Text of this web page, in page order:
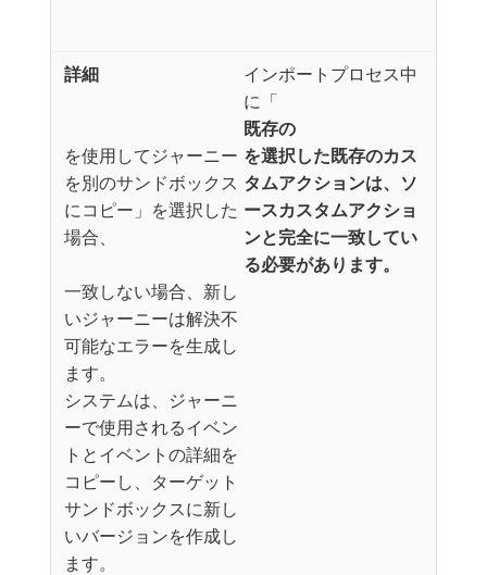
インポートプロセス中
に「
既存の
​を使用してジャーニー
を別のサンドボックス
にコピー」を選択した
場合、
を選択した既存のカス
タムアクションは、ソ
ースカスタムアクショ
ンと完全に一致してい
る必要があります。
一致しない場合、新し
いジャーニーは解決不
可能なエラーを生成し
ます。
システムは、ジャーニ
ーで使用されるイベン
トとイベントの詳細を
コピーし、ターゲット
サンドボックスに新し
いバージョンを作成し
ます。